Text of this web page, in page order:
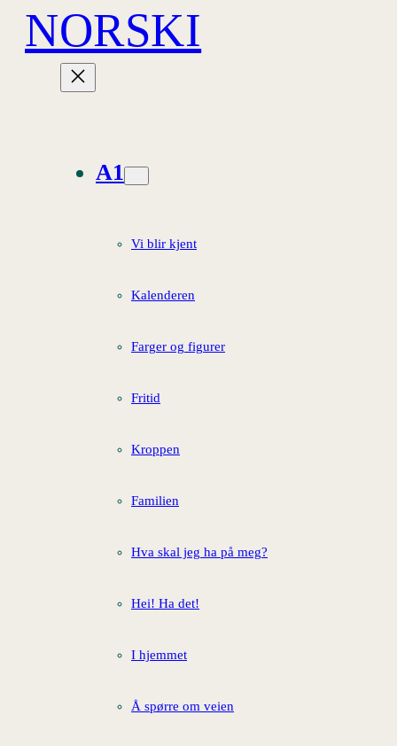
Hopp
innhold
NORSKI
A1
Vi blir kjent
Kalenderen
Farger og figurer
Fritid
Kroppen
Familien
Hva skal jeg ha på meg?
Hei! Ha det!
I hjemmet
Å spørre om veien